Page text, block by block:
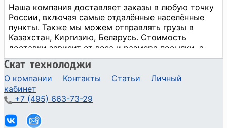
О компании Контакты Статьи
Личный
кабинет
+7 (495) 663-73-29